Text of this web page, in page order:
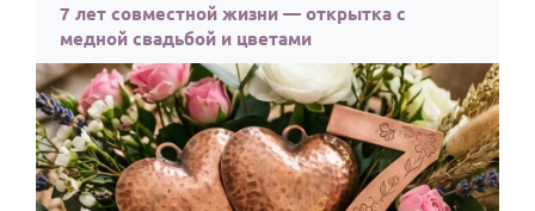
7 лет совместной жизни — открытка с
медной свадьбой и цветами